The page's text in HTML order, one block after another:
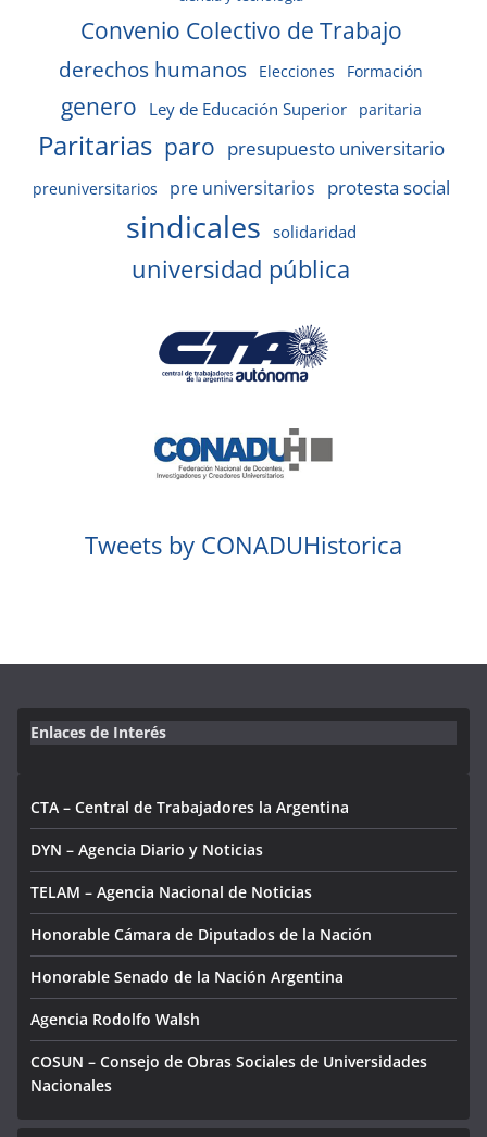
Convenio Colectivo de Trabajo
derechos humanos Elecciones Formación
genero Ley de Educación Superior paritaria
Paritarias paro presupuesto universitario
preuniversitarios pre universitarios protesta social
sindicales solidaridad
universidad pública
Tweets by CONADUHistorica
Enlaces de Interés
CTA – Central de Trabajadores la Argentina
DYN – Agencia Diario y Noticias
TELAM – Agencia Nacional de Noticias
Honorable Cámara de Diputados de la Nación
Honorable Senado de la Nación Argentina
Agencia Rodolfo Walsh
COSUN – Consejo de Obras Sociales de Universidades
Nacionales